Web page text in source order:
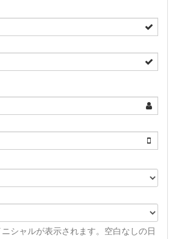
シャルが表示されます。空白なしの日